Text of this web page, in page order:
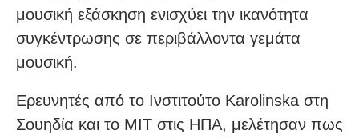
μουσική εξάσκηση ενισχύει την ικανότητα
συγκέντρωσης σε περιβάλλοντα γεμάτα
μουσική.
Ερευνητές από το Ινστιτούτο Karolinska στη
Σουηδία και το MIT στις ΗΠΑ, μελέτησαν πως